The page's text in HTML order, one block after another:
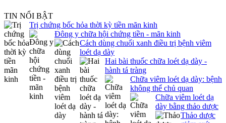
TIN NỔI BẬT
Trị chứng bốc hỏa thời kỳ tiền mãn kinh
Đông y chữa hội chứng tiền - mãn kinh
Cách dùng chuối xanh điều trị bệnh viêm
loét dạ dày
Hai bài thuốc chữa loét dạ dày -
hành tá tràng
Chữa viêm loét dạ dày: bệnh
không thể chủ quan
Chữa viêm loét dạ
dày bằng thảo dược
Thảo dược